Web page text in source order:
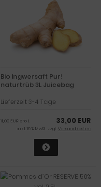
Bio Ingwersaft Pur!
naturtrüb 3L Juicebag
Lieferzeit: 3-4 Tage
33,00 EUR
11,00 EUR pro L
inkl. 19 % MwSt. zzgl.Versandkosten